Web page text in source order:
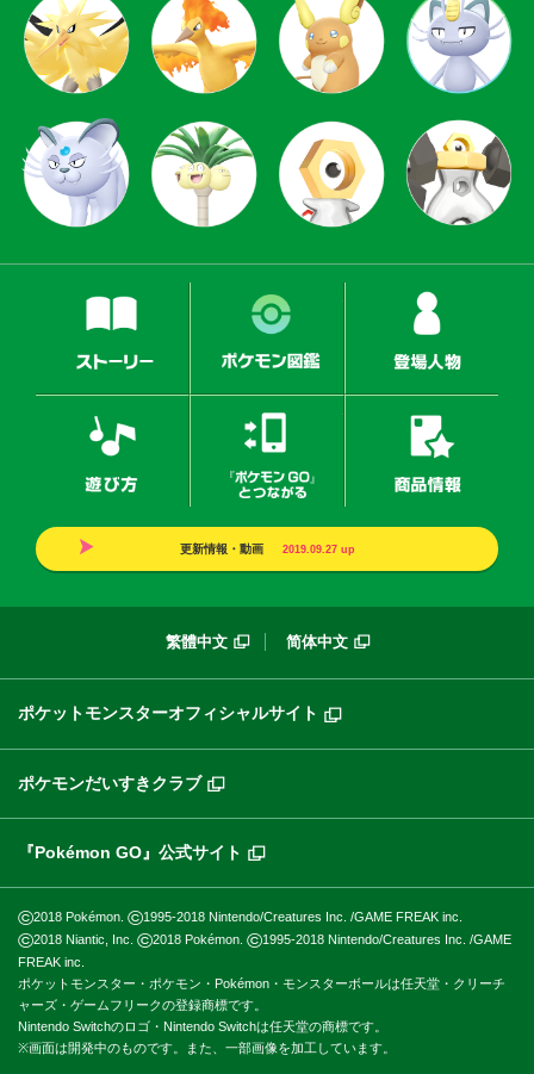
ストーリー ポケモン図鑑
更新情報・動画 2019.09.27up
繁體中文 简体中文
ポケットモンスターオフィシャルサイト
ポケモンだいすきクラブ
『Pokémon GO』公式サイト
©2018 Pokémon. ©1995-2018 Nintendo/Creatures Inc. /GAME FREAK inc.
©2018 Niantic, Inc. ©2018 Pokémon. ©1995-2018 Nintendo/Creatures Inc. /GAME
FREAK inc.
ポケットモンスター・ポケモン・Pokémon・モンスターボールは任天堂・クリーチ
ャーズ・ゲームフリークの登録商標です。
Nintendo Switchのロゴ・Nintendo Switchは任天堂の商標です。
※画面は開発中のものです。また、一部画像を加工しています。